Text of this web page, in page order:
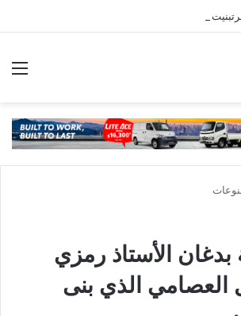
بدغان الأستاذ رمزي
العصامي الذي بنى